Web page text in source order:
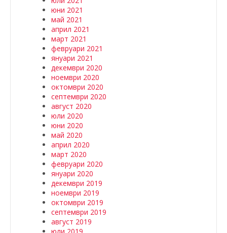
юни 2021
май 2021
април 2021
март 2021
февруари 2021
януари 2021
декември 2020
ноември 2020
октомври 2020
септември 2020
август 2020
юли 2020
юни 2020
май 2020
април 2020
март 2020
февруари 2020
януари 2020
декември 2019
ноември 2019
октомври 2019
септември 2019
август 2019